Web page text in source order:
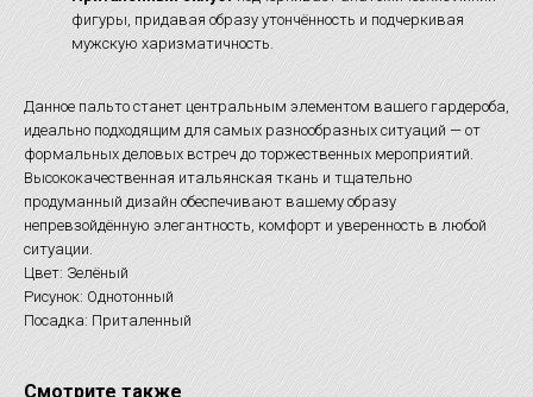
фигуры, придавая образу утончённость и подчеркивая
мужскую харизматичность.
Данное пальто станет центральным элементом вашего гардероба,
идеально подходящим для самых разнообразных ситуаций — от
формальных деловых встреч до торжественных мероприятий.
Высококачественная итальянская ткань и тщательно
продуманный дизайн обеспечивают вашему образу
непревзойдённую элегантность, комфорт и уверенность в любой
ситуации.
Цвет: Зелёный
Рисунок: Однотонный
Посадка: Приталенный
Смотрите также